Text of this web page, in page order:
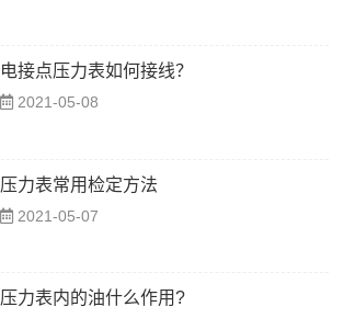
电接点压力表如何接线？
2021-05-08
压力表常用检定方法
2021-05-07
压力表内的油什么作用?